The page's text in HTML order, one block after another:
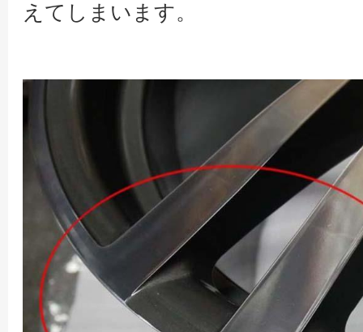
えてしまいます。